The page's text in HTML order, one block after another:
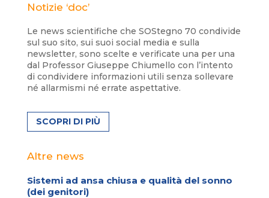
Notizie ‘doc’
Le news scientifiche che SOStegno 70 condivide
sul suo sito, sui suoi social media e sulla
newsletter, sono scelte e verificate una per una
dal Professor Giuseppe Chiumello con l’intento
di condividere informazioni utili senza sollevare
né allarmismi né errate aspettative.
SCOPRI DI PIÙ
Altre news
Sistemi ad ansa chiusa e qualità del sonno
(dei genitori)